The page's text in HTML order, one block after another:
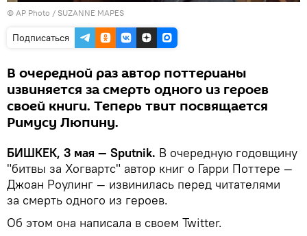
© AP Photo / SUZANNE MAPES
Подписаться
В очередной раз автор поттерианы
извиняется за смерть одного из героев
своей книги. Теперь твит посвящается
Римусу Люпину.
БИШКЕК, 3 мая — Sputnik. В очередную годовщину
"битвы за Хогвартс" автор книг о Гарри Поттере —
Джоан Роулинг — извинилась перед читателями
за смерть одного из героев.
Об этом она написала в своем Twitter.